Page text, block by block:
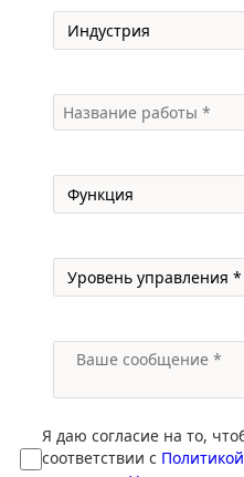
Я даю согласие на то,
соответствии с